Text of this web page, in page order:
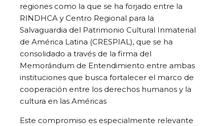
regiones como la que se ha forjado entre la
RINDHCA y Centro Regional para la
Salvaguardia del Patrimonio Cultural Inmaterial
de América Latina (CRESPIAL), que se ha
consolidado a través de la firma del
Memorándum de Entendimiento entre ambas
instituciones que busca fortalecer el marco de
cooperación entre los derechos humanos y la
cultura en las Américas
Este compromiso es especialmente relevante